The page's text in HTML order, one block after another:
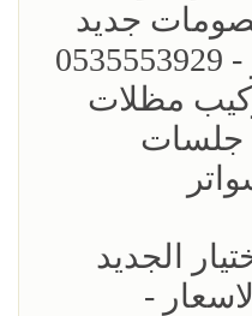
جديد
للمظلات والسواتر - 0535553929
مظلات
جلسات
الجديد
-